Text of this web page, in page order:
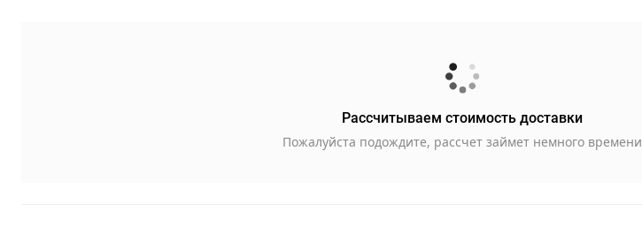
Рассчитываем стоимость доставки
Пожалуйста подождите, рассчет займет немного времени